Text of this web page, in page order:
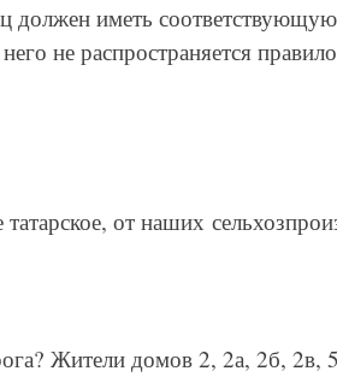
должен иметь
не распространяется
от наших
Жители домов 2, 2а, 2б, 2в,